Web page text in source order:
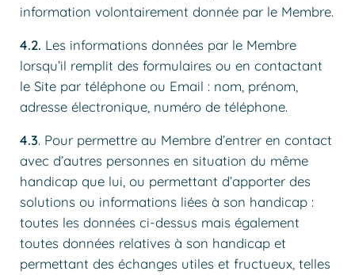
information volontairement donnée par le Membre.
4.2. Les informations données par le Membre
lorsqu’il remplit des formulaires ou en contactant
le Site par téléphone ou Email : nom, prénom,
adresse électronique, numéro de téléphone.
4.3. Pour permettre au Membre d’entrer en contact
avec d’autres personnes en situation du même
handicap que lui, ou permettant d’apporter des
solutions ou informations liées à son handicap :
toutes les données ci-dessus mais également
toutes données relatives à son handicap et
permettant des échanges utiles et fructueux, telles